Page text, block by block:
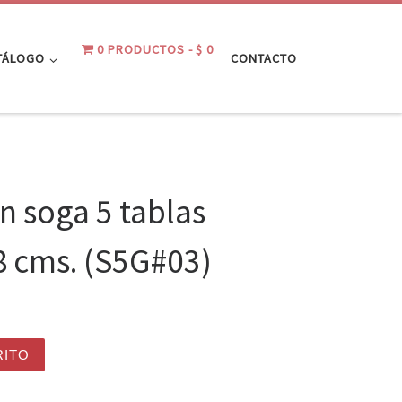
0 PRODUCTOS $ 0
CONTACTO
soga 5 tablas
(S5G#03)